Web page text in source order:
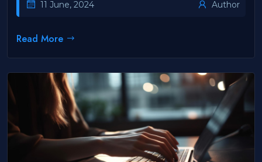
11 June, 2024 Author
Read More